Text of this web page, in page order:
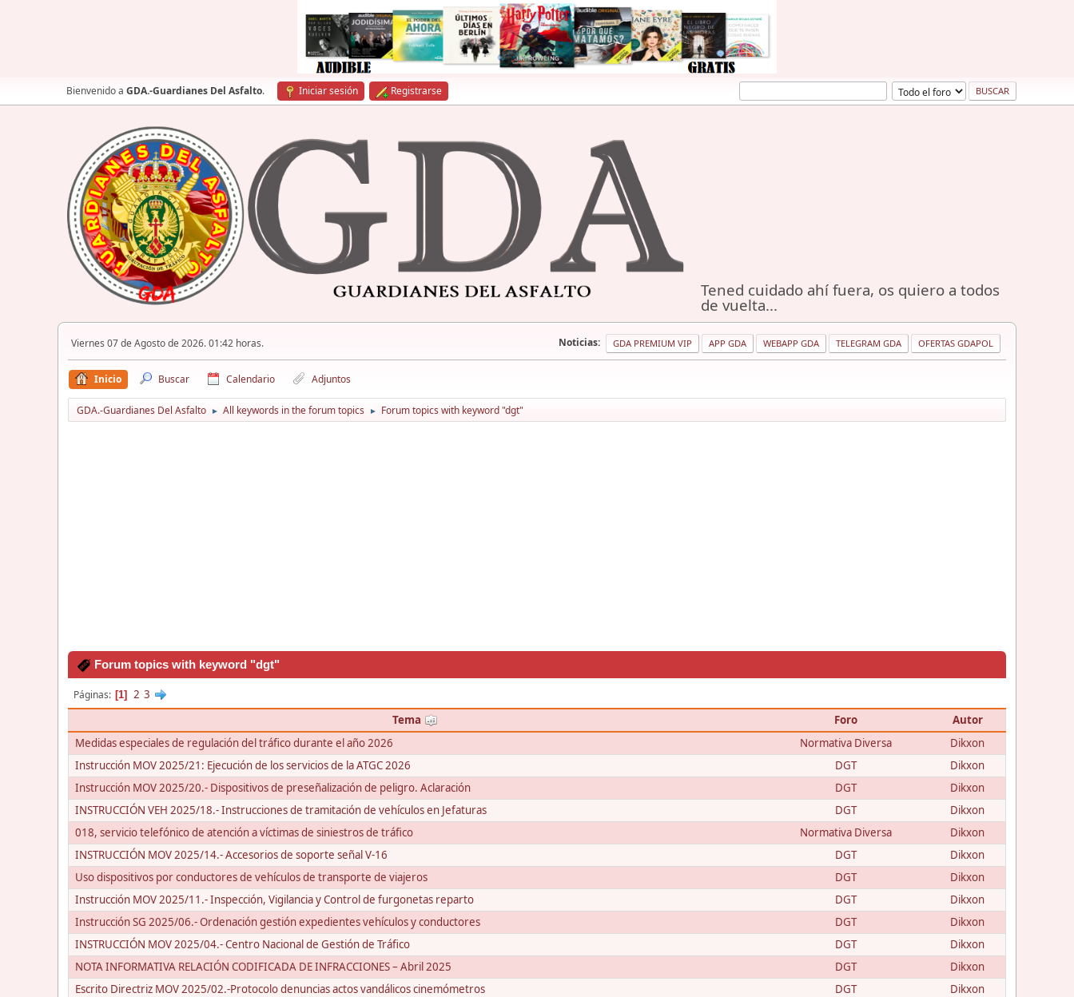
Bienvenido a GDA.-Guardianes Del Asfalto. Iniciar sesión Registrarse
Tened cuidado ahí fuera, os quiero a todos
de vuelta...
Viernes 07 de Agosto de 2026. 01:42 horas. Noticias: GDA PREMIUM VIP APP GDA WEBAPP GDA TELEGRAM GDA OFERTAS GDAPOL
Inicio Buscar Calendario Adjuntos
GDA.-Guardianes Del Asfalto ► All keywords in the forum topics ► Forum topics with keyword "dgt"
Forum topics with keyword "dgt"
Páginas 1 2 3
Tema
Foro
Autor
Medidas especiales de regulación del tráfico durante el año 2026
Normativa Diversa
Dikxon
Instrucción MOV 2025/21: Ejecución de los servicios de la ATGC 2026
DGT
Dikxon
Instrucción MOV 2025/20.- Dispositivos de preseñalización de peligro. Aclaración
DGT
Dikxon
INSTRUCCIÓN VEH 2025/18.- Instrucciones de tramitación de vehículos en Jefaturas
DGT
Dikxon
018, servicio telefónico de atención a víctimas de siniestros de tráfico
Normativa Diversa
Dikxon
INSTRUCCIÓN MOV 2025/14.- Accesorios de soporte señal V-16
DGT
Dikxon
Uso dispositivos por conductores de vehículos de transporte de viajeros
DGT
Dikxon
Instrucción MOV 2025/11.- Inspección, Vigilancia y Control de furgonetas reparto
DGT
Dikxon
Instrucción SG 2025/06.- Ordenación gestión expedientes vehículos y conductores
DGT
Dikxon
INSTRUCCIÓN MOV 2025/04.- Centro Nacional de Gestión de Tráfico
DGT
Dikxon
NOTA INFORMATIVA RELACIÓN CODIFICADA DE INFRACCIONES – Abril 2025
DGT
Dikxon
Escrito Directriz MOV 2025/02.-Protocolo denuncias actos vandálicos cinemómetros
DGT
Dikxon